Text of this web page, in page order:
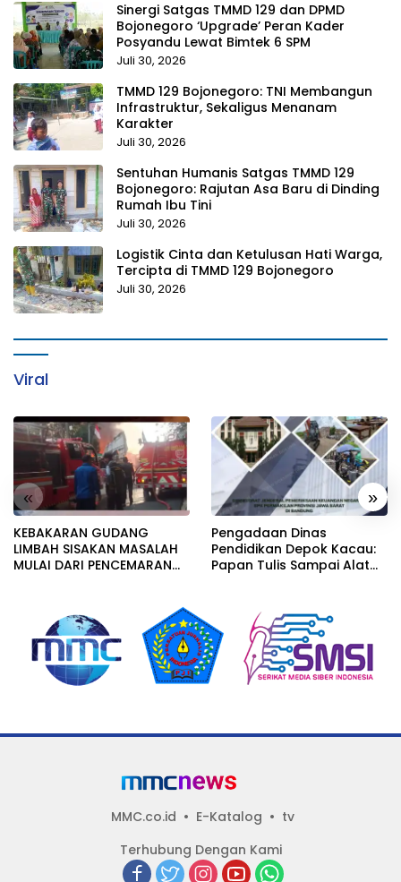
Sinergi Satgas TMMD 129 dan DPMD
Bojonegoro ‘Upgrade’ Peran Kader
Posyandu Lewat Bimtek 6 SPM
Juli 30, 2026
TMMD 129 Bojonegoro: TNI Membangun
Infrastruktur, Sekaligus Menanam
Karakter
Juli 30, 2026
Sentuhan Humanis Satgas TMMD 129
Bojonegoro: Rajutan Asa Baru di Dinding
Rumah Ibu Tini
Juli 30, 2026
Logistik Cinta dan Ketulusan Hati Warga,
Tercipta di TMMD 129 Bojonegoro
Juli 30, 2026
Viral
« »
KEBAKARAN GUDANG
LIMBAH SISAKAN MASALAH
MULAI DARI PENCEMARAN
IZIN LINGKUNGAN
Pengadaan Dinas
Pendidikan Depok Kacau:
Papan Tulis Sampai Alat
Disembunyikan!
MMC.co.id E-Katalog
tv
Terhubung Dengan Kami